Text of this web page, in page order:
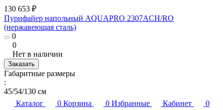
130 653 ₽
Пурифайер напольный AQUAPRO 2307ACH/RO
(нержавеющая сталь)
0
0
Нет в наличии
Заказать
Габаритные размеры
:
45/54/130 см
Каталог
0 Корзина 0 Избранные Кабинет
0